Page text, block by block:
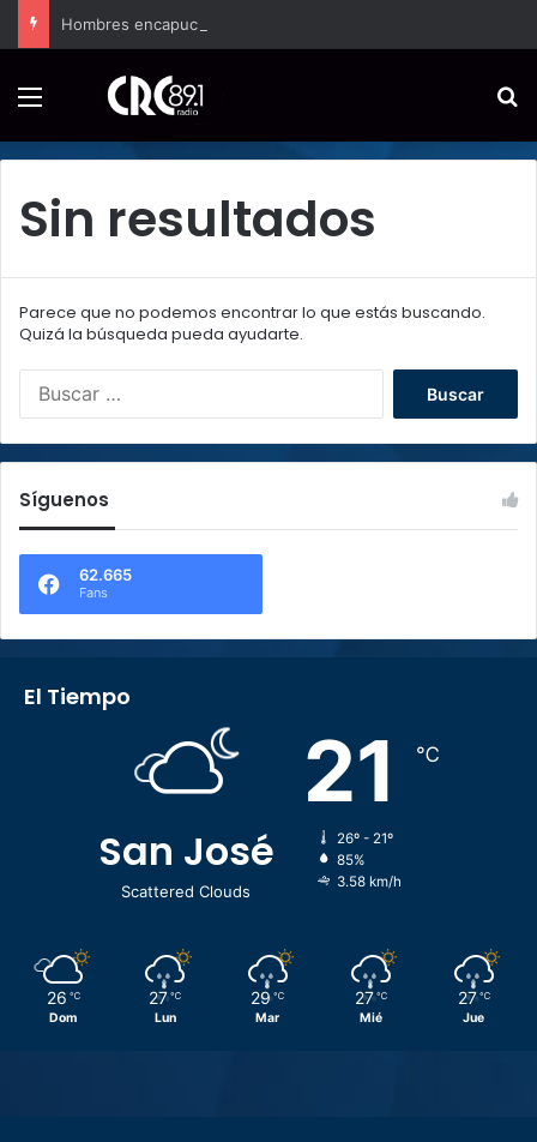
Sin resultados
Parece que no podemos encontrar lo que estás buscando.
Quizá la búsqueda pueda ayudarte.
:
Síguenos
62.665
Fans
El Tiempo
San José
Scattered Clouds
21 ℃
26º - 21º
85%
3.58 km/h
26 ℃
Dom
27 ℃
Lun
29 ℃
Mar
27 ℃
Mié
27 ℃
Jue